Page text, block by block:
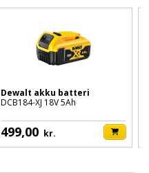
Dewalt akku batteri
DCB184-XJ 18V 5Ah
499,00 kr.